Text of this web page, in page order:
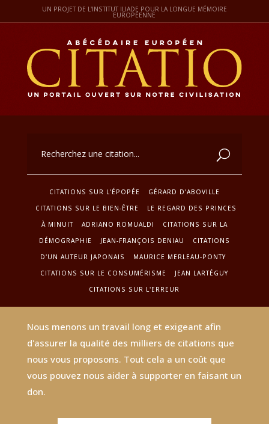
UN PROJET DE L'INSTITUT ILIADE POUR LA LONGUE MÉMOIRE
EUROPÉENNE
CITATIONS SUR L'ÉPOPÉE
GÉRARD D’ABOVILLE
CITATIONS SUR LE BIEN-ÊTRE
LE REGARD DES PRINCES
À MINUIT
ADRIANO ROMUALDI
CITATIONS SUR LA
DÉMOGRAPHIE
JEAN-FRANÇOIS DENIAU
CITATIONS
D'UN AUTEUR JAPONAIS
MAURICE MERLEAU-PONTY
CITATIONS SUR LE CONSUMÉRISME
JEAN LARTÉGUY
CITATIONS SUR L'ERREUR
Nous menons un travail long et exigeant afin
d'assurer la qualité des milliers de citations que
nous vous proposons. Tout cela a un coût que
vous pouvez nous aider à supporter en faisant un
don.